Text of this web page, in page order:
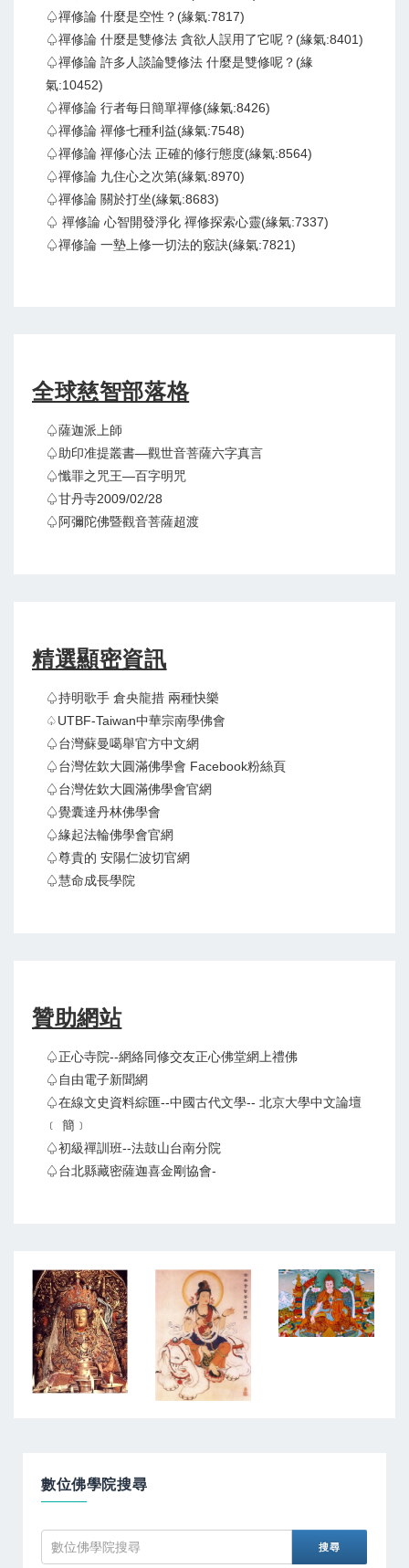
♤禪修論 什麼是空性？(緣氣:7817)
♤禪修論 什麼是雙修法 貪欲人誤用了它呢？(緣氣:8401)
♤禪修論 許多人談論雙修法 什麼是雙修呢？(緣
氣:10452)
♤禪修論 行者每日簡單禪修(緣氣:8426)
♤禪修論 禪修七種利益(緣氣:7548)
♤禪修論 禪修心法 正確的修行態度(緣氣:8564)
♤禪修論 九住心之次第(緣氣:8970)
♤禪修論 關於打坐(緣氣:8683)
♤ 禪修論 心智開發淨化 禪修探索心靈(緣氣:7337)
♤禪修論 一墊上修一切法的竅訣(緣氣:7821)
全球慈智部落格
♤薩迦派上師
♤助印准提叢書—觀世音菩薩六字真言
♤懺罪之咒王—百字明咒
♤甘丹寺2009/02/28
♤阿彌陀佛暨觀音菩薩超渡
精選顯密資訊
♤持明歌手 倉央龍措 兩種快樂
♤UTBF-Taiwan中華宗南學佛會
♤台灣蘇曼噶舉官方中文網
♤台灣佐欽大圓滿佛學會 Facebook粉絲頁
♤台灣佐欽大圓滿佛學會官網
♤覺囊達丹林佛學會
♤緣起法輪佛學會官網
♤尊貴的 安陽仁波切官網
♤慧命成長學院
贊助網站
♤正心寺院--網絡同修交友正心佛堂網上禮佛
♤自由電子新聞網
♤在線文史資料綜匯--中國古代文學-- 北京大學中文論壇
﹝ 簡﹞
♤初級禪訓班--法鼓山台南分院
♤台北縣藏密薩迦喜金剛協會-
數位佛學院搜尋